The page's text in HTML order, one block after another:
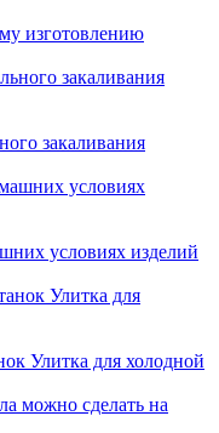
изготовлению
закаливания
условиях изделий
Улитка для холодной